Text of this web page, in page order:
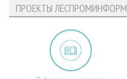
ПРОЕКТЫ ЛЕСПРОМИНФОРМ